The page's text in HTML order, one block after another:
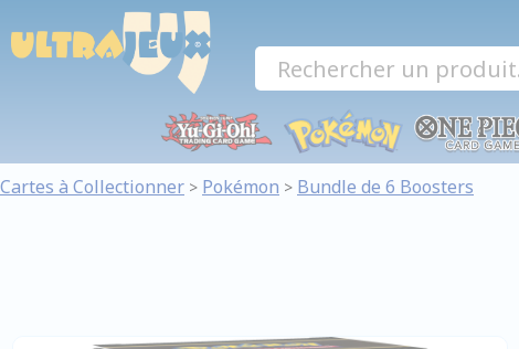
Cartes à Collectionner > Pokémon > Bundle de 6 Boosters
Panneau de gestion des cookies